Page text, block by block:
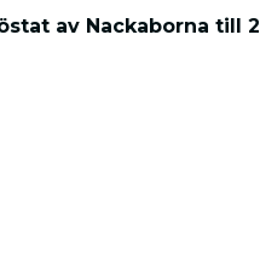
av Nackaborna till